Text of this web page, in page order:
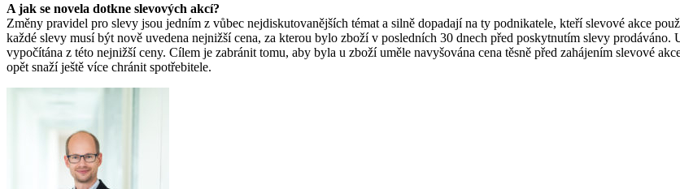
A jak se novela dotkne slevových akcí?
Změny pravidel pro slevy jsou jedním z vůbec nejdiskutovanějších témat a silně dopadají na ty podnikatele, kteří slevové akce
každé slevy musí být nově uvedena nejnižší cena, za kterou bylo zboží v posledních 30 dnech před poskytnutím slevy
vypočítána z této nejnižší ceny. Cílem je zabránit tomu, aby byla u zboží uměle navyšována cena těsně před zahájením slevové
opět snaží ještě více chránit spotřebitele.